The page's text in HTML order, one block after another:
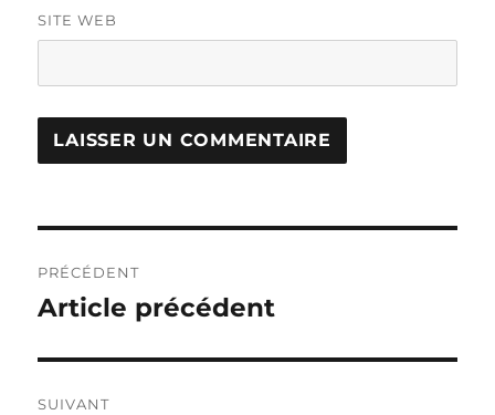
SITE WEB
de
PRÉCÉDENT
Publication
Article précédent
SUIVANT